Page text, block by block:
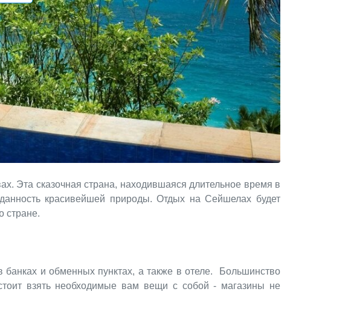
Эта сказочная страна, находившаяся длительное время в
красивейшей природы. Отдых на Сейшелах будет
стране.
и обменных пунктах, а также в отеле. Большинство
взять необходимые вам вещи с собой - магазины не